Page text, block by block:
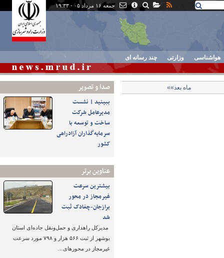
جمعه ۱۶ مرداد ۰۵ - ۱۹:۳۳
هواشناسی وزارتی چند رسانه ای
صدا و تصوير
ببینید | نشست
مدیرعامل شرکت
ساخت و توسعه با
سرمایه‌گذاران آزادراهی
کشور
عناوین برتر
بیشترین سرعت
غیرمجاز در محور
برازجان-چغادک ثبت
شد
مدیرکل راهداری و حمل‌ونقل جاده‌ای استان
بوشهر از ثبت ۵۶۶ هزار و ۷۹۸ مورد سرعت
غیرمجاز در محورهای…
ماه بعد»»